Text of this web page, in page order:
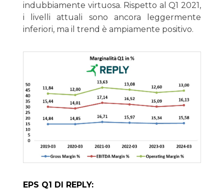
indubbiamente virtuosa. Rispetto al Q1 2021,
i livelli attuali sono ancora leggermente
inferiori, ma il trend è ampiamente positivo.
EPS Q1 DI REPLY: